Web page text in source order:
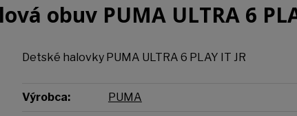
obuv PUMA ULTRA 6
Detské halovky PUMA ULTRA 6 PLAY IT JR
Výrobca: PUMA